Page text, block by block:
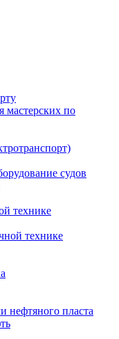
мастерских по
судов
технике
технике
нефтяного пласта